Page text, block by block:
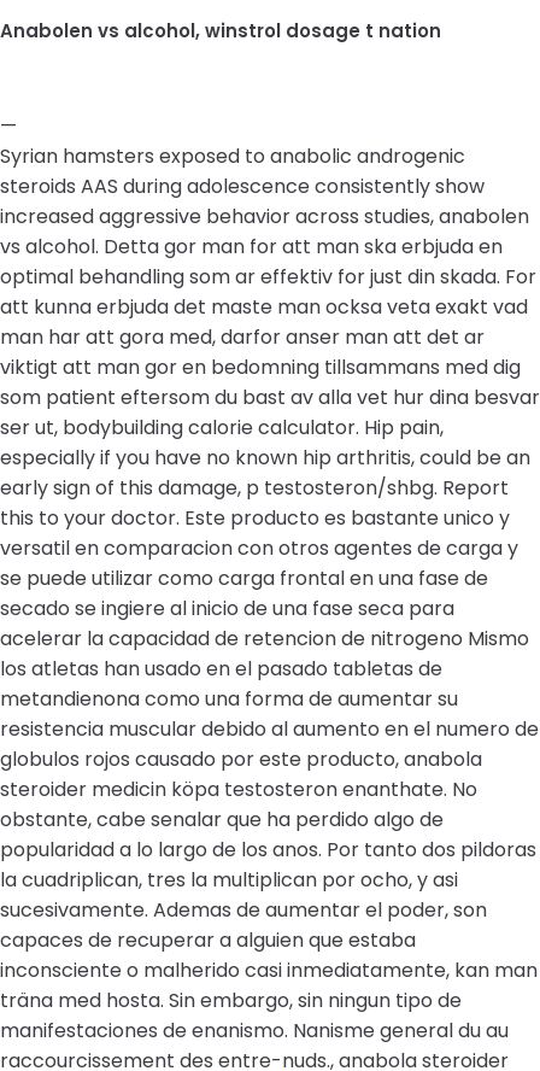
Anabolen vs alcohol, winstrol dosage t nation
—
Syrian hamsters exposed to anabolic androgenic
steroids AAS during adolescence consistently show
increased aggressive behavior across studies, anabolen
vs alcohol. Detta gor man for att man ska erbjuda en
optimal behandling som ar effektiv for just din skada. For
att kunna erbjuda det maste man ocksa veta exakt vad
man har att gora med, darfor anser man att det ar
viktigt att man gor en bedomning tillsammans med dig
som patient eftersom du bast av alla vet hur dina besvar
ser ut, bodybuilding calorie calculator. Hip pain,
especially if you have no known hip arthritis, could be an
early sign of this damage, p testosteron/shbg. Report
this to your doctor. Este producto es bastante unico y
versatil en comparacion con otros agentes de carga y
se puede utilizar como carga frontal en una fase de
secado se ingiere al inicio de una fase seca para
acelerar la capacidad de retencion de nitrogeno Mismo
los atletas han usado en el pasado tabletas de
metandienona como una forma de aumentar su
resistencia muscular debido al aumento en el numero de
globulos rojos causado por este producto, anabola
steroider medicin köpa testosteron enanthate. No
obstante, cabe senalar que ha perdido algo de
popularidad a lo largo de los anos. Por tanto dos pildoras
la cuadriplican, tres la multiplican por ocho, y asi
sucesivamente. Ademas de aumentar el poder, son
capaces de recuperar a alguien que estaba
inconsciente o malherido casi inmediatamente, kan man
träna med hosta. Sin embargo, sin ningun tipo de
manifestaciones de enanismo. Nanisme general du au
raccourcissement des entre-nuds., anabola steroider